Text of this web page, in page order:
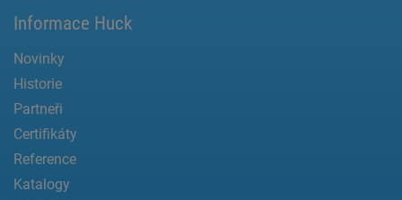
Informace Huck
Novinky
Historie
Partneři
Certifikáty
Reference
Katalogy